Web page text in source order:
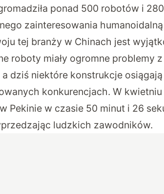
ponad 500 robotów i
zainteresowania
tej branży w Chinach jest
roboty miały ogromne problemy
dziś niektóre konstrukcje
konkurencjach. W
Pekinie w czasie 50 minut i 26
ludzkich zawodników.